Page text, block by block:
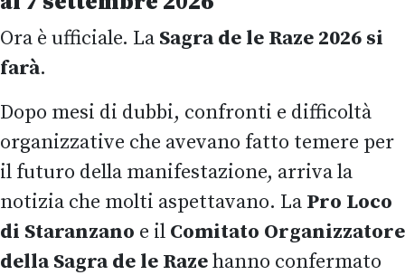
Ora è ufficiale. La Sagra de le Raze 2026 si
farà.
Dopo mesi di dubbi, confronti e difficoltà
organizzative che avevano fatto temere per
il futuro della manifestazione, arriva la
notizia che molti aspettavano. La Pro Loco
di Staranzano e il Comitato Organizzatore
della Sagra de le Razehanno confermato